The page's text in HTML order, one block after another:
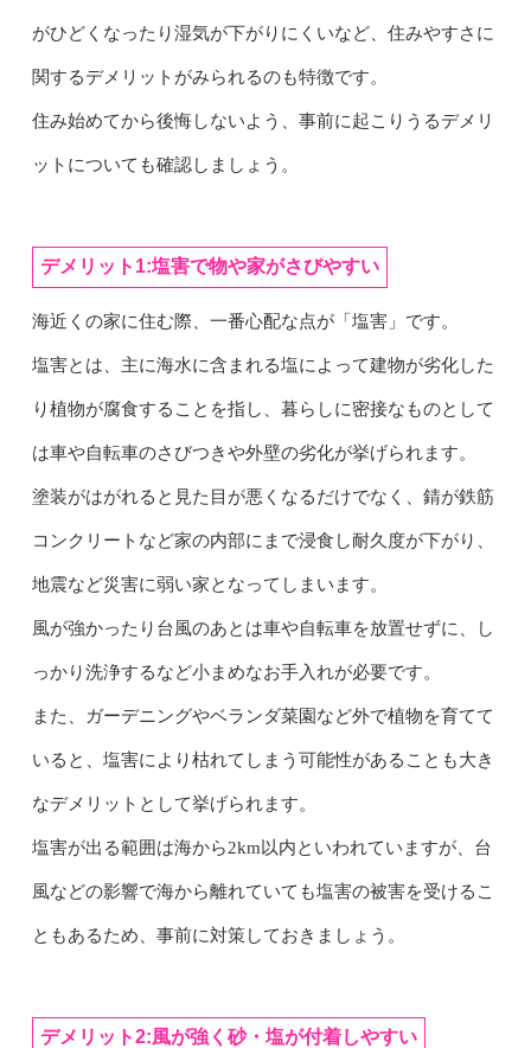
がひどくなったり湿気が下がりにくいなど、住みやすさに
関するデメリットがみられるのも特徴です。
住み始めてから後悔しないよう、事前に起こりうるデメリ
ットについても確認しましょう。
デメリット1:塩害で物や家がさびやすい
海近くの家に住む際、一番心配な点が「塩害」です。
塩害とは、主に海水に含まれる塩によって建物が劣化した
り植物が腐食することを指し、暮らしに密接なものとして
は車や自転車のさびつきや外壁の劣化が挙げられます。
塗装がはがれると見た目が悪くなるだけでなく、錆が鉄筋
コンクリートなど家の内部にまで浸食し耐久度が下がり、
地震など災害に弱い家となってしまいます。
風が強かったり台風のあとは車や自転車を放置せずに、し
っかり洗浄するなど小まめなお手入れが必要です。
また、ガーデニングやベランダ菜園など外で植物を育てて
いると、塩害により枯れてしまう可能性があることも大き
なデメリットとして挙げられます。
塩害が出る範囲は海から2km以内といわれていますが、台
風などの影響で海から離れていても塩害の被害を受けるこ
ともあるため、事前に対策しておきましょう。
デメリット2:風が強く砂・塩が付着しやすい